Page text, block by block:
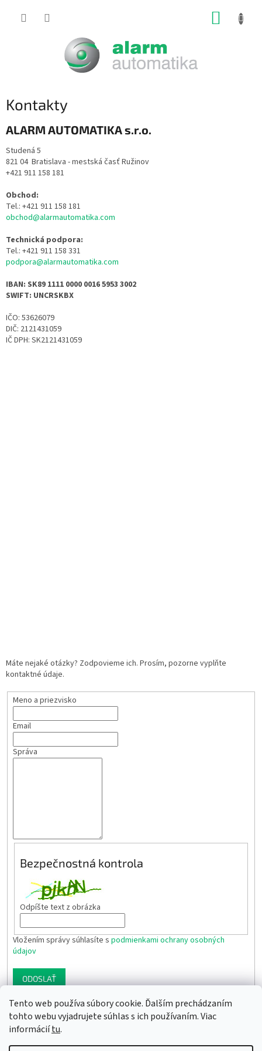
Tento web používa súbory cookie. Ďalším prechádzaním
tohto webu vyjadrujete súhlas s ich používaním. Viac
informáciítu.
Kontakty
ALARM AUTOMATIKA s.r.o.
Studená 5
821 04 Bratislava - mestská časť Ružinov
+421 911 158 181
Obchod:
Tel.: +421 911 158 181
obchod@alarmautomatika.com
Technická podpora:
Tel.: +421 911 158 331
podpora@alarmautomatika.com
IBAN: SK89 1111 0000 0016 5953 3002
SWIFT: UNCRSKBX
IČO: 53626079
DIČ: 2121431059
IČ DPH: SK2121431059
Máte nejaké otázky? Zodpovieme ich. Prosím, pozorne vyplňte
kontaktné údaje.
Meno a priezvisko
Email
Správa
Bezpečnostná kontrola
Odpíšte text z obrázka
Vložením správy súhlasíte s podmienkami ochrany osobných
údajov
ODOSLAŤ
Newsletter